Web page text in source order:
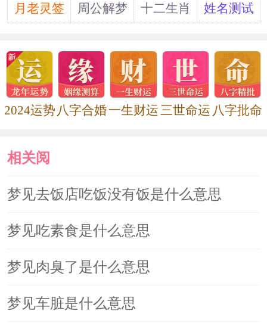
月老灵签
周公解梦 十二生肖 姓名测试
2024运势 八字合婚一生财运三世命运 八字批命
相关阅
读
梦见去饭店吃饭没有饭是什么意思
梦见吃素食是什么意思
梦见肉臭了是什么意思
梦见车脏是什么意思